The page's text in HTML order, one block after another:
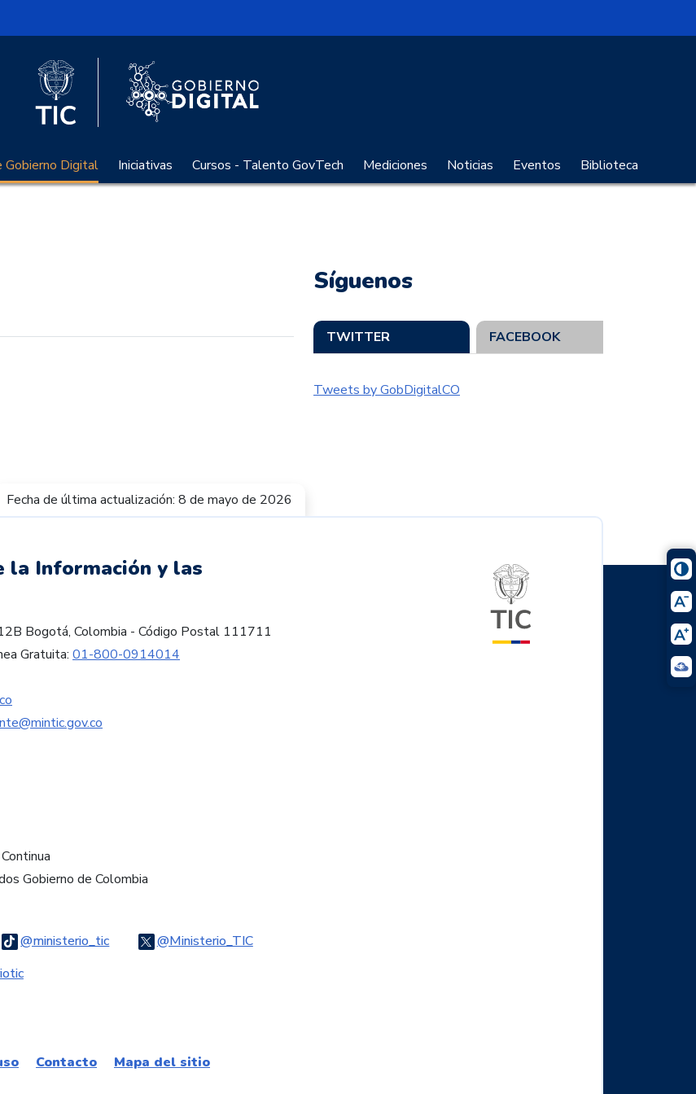
Logo del Ministerio TIC
Gobierno Digital Iniciativas Cursos - Talento GovTech Mediciones Noticias Eventos Biblioteca
Síguenos
TWITTER FACEBOOK
Tweets by GobDigitalCO
Fecha de última actualización: 8 de mayo de 2026
la Información y las
Bogotá, Colombia - Código Postal 111711
Gratuita: 01-800-0914014
Gobierno de Colombia
Threads
@ministerio_ticLogo Tiktok@Ministerio_TICLogo Twitter
Logo Youtube
Contacto Mapa del sitio